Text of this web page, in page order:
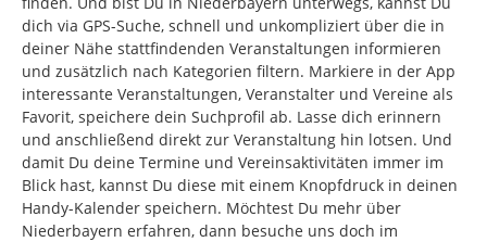
dich via GPS-Suche, schnell und unkompliziert über die in
deiner Nähe stattfindenden Veranstaltungen informieren
und zusätzlich nach Kategorien filtern. Markiere in der App
interessante Veranstaltungen, Veranstalter und Vereine als
Favorit, speichere dein Suchprofil ab. Lasse dich erinnern
und anschließend direkt zur Veranstaltung hin lotsen. Und
damit Du deine Termine und Vereinsaktivitäten immer im
Blick hast, kannst Du diese mit einem Knopfdruck in deinen
Handy-Kalender speichern. Möchtest Du mehr über
Niederbayern erfahren, dann besuche uns doch im